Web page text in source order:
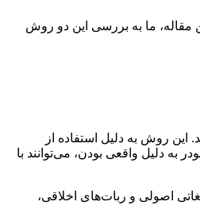
مقاله، ما به بررسی این دو روش
این روش به دلیل استفاده از
به دلیل واقعی بودن، می‌توانند با
با استفاده از روش‌های تبلیغاتی اصولی و ربات‌های اخلاقی،